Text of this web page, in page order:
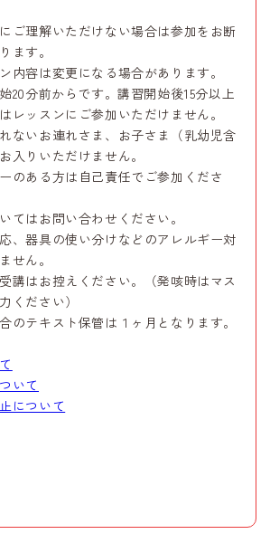
ご理解いただけない場合は参加をお断
ます。
内容は変更になる場合があります。
20分前からです。講習開始後15分以上
レッスンにご参加いただけません。
ないお連れさま、お子さま（乳幼児含
入りいただけません。
のある方は自己責任でご参加くださ
てはお問い合わせください。
、器具の使い分けなどのアレルギー対
せん。
講はお控えください。（発咳時はマス
ください）
のテキスト保管は１ヶ月となります。
いて
について